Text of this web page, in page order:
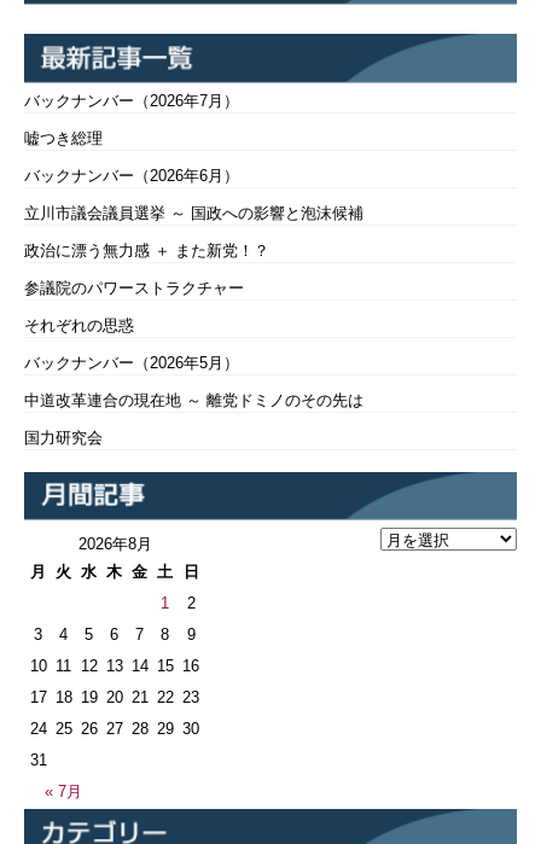
バックナンバー（2026年7月）
嘘つき総理
バックナンバー（2026年6月）
立川市議会議員選挙 ～ 国政への影響と泡沫候補
政治に漂う無力感 ＋ また新党！？
参議院のパワーストラクチャー
それぞれの思惑
バックナンバー（2026年5月）
中道改革連合の現在地 ～ 離党ドミノのその先は
国力研究会
2026年8月
月
火 水 木 金 土 日
« 7月
1
2
3
4 5 6 7 8
9
10 11 12 13 14 15 16
17 18 19 20 21 22 23
24 25 26 27 28 29 30
31